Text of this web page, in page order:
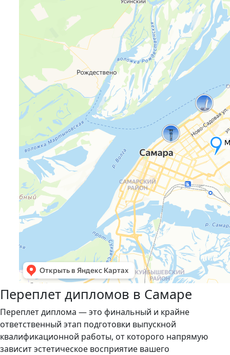
Переплет дипломов в Самаре
Переплет диплома — это финальный и крайне
ответственный этап подготовки выпускной
квалификационной работы, от которого напрямую
зависит эстетическое восприятие вашего